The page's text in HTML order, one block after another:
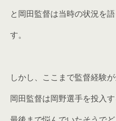
と岡田監督は当時の状況を
す。
しかし、ここまで監督経験
岡田監督は岡野選手を投入す